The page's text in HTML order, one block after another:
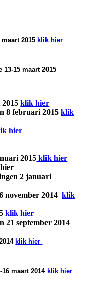
2015 klik hier
15 maart 2015
2015klik hier
8 februari 2015klik
hier
2015 klik hier
2 januari
november 2014klik
klik hier
21 september 2014
klik hier
maart 2014klik hier